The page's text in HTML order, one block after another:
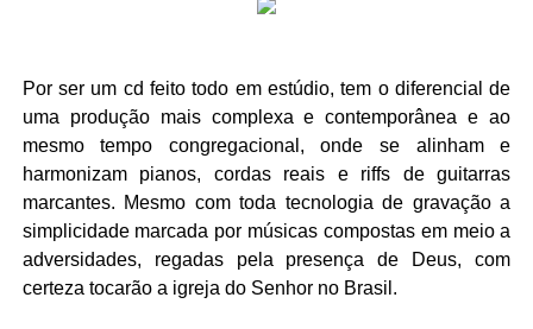
Por ser um cd feito todo em estúdio, tem o diferencial de
uma produção mais complexa e contemporânea e ao
mesmo tempo congregacional, onde se alinham e
harmonizam pianos, cordas reais e riffs de guitarras
marcantes. Mesmo com toda tecnologia de gravação a
simplicidade marcada por músicas compostas em meio a
adversidades, regadas pela presença de Deus, com
certeza tocarão a igreja do Senhor no Brasil.